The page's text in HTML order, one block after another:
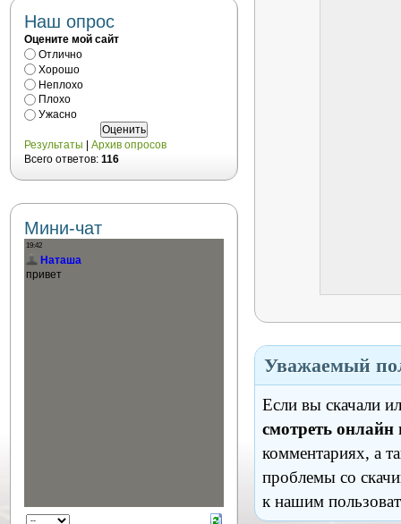
Уважаемый
Если вы скачали
смотреть онлайн
комментариях, а
проблемы со
к нашим
Наш опрос
Оцените мой сайт
Отлично
Хорошо
Неплохо
Плохо
Ужасно
Результаты
Архив опросов
Всего ответов: 116
Мини-чат